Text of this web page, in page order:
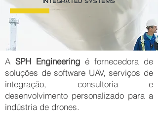
A SPH Engineering é fornecedora de
soluções de software UAV, serviços de
integração, consultoria e
desenvolvimento personalizado para a
indústria de drones.